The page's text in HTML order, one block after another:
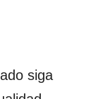
siga